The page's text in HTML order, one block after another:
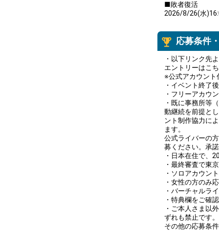
■敗者復活
2026/8/26(水
応募条件
・以下リンク先
エントリーはこち
※公式アカウント
・イベント終了
・フリーアカウ
・既に事務所等
動継続を前提と
ント制作協力に
ます。
公式ライバーの
募ください。承
・日本在住で、
・最終審査で東
・ソロアカウン
・女性の方のみ
・バーチャルラ
・特典欄をご確
・ご本人さま以
ずれも禁止です。
その他の応募条